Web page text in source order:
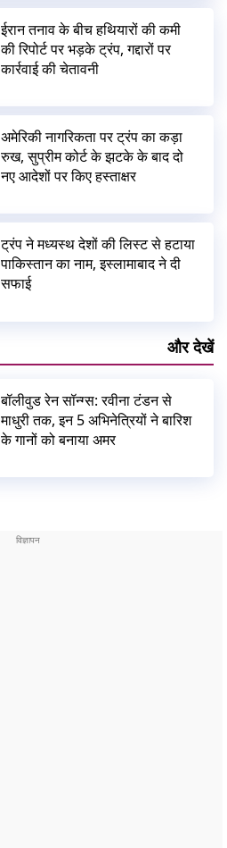
ईरान तनाव के बीच हथियारों की कमी
की रिपोर्ट पर भड़के ट्रंप, गद्दारों पर
कार्रवाई की चेतावनी
अमेरिकी नागरिकता पर ट्रंप का कड़ा
रुख, सुप्रीम कोर्ट के झटके के बाद दो
नए आदेशों पर किए हस्ताक्षर
ट्रंप ने मध्यस्थ देशों की लिस्ट से हटाया
पाकिस्तान का नाम, इस्लामाबाद ने दी
सफाई
और देखें
बॉलीवुड रेन सॉन्ग्स: रवीना टंडन से
माधुरी तक, इन 5 अभिनेत्रियों ने बारिश
के गानों को बनाया अमर